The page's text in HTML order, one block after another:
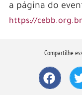
a página do
https://
Compartilhe